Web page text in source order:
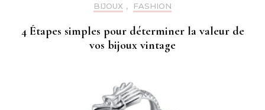
BIJOUX , FASHION
4 Étapes simples pour déterminer la valeur de
vos bijoux vintage